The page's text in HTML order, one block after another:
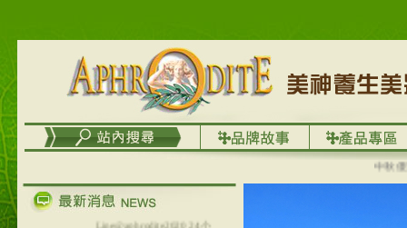
中秋優選
在外租屋者、居住處無管
理員、不方便在工作地點
取件者，歡迎多多使用
【郵局i郵箱】的服務喔～
【i郵箱】設立的地點，請
成功加入
Line@aphrodite2020 24小
時線上服務不打烊！